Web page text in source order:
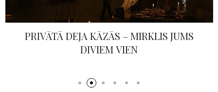
PRIVĀTĀ DEJA KĀZĀS – MIRKLIS JUMS
DIVIEM VIEN